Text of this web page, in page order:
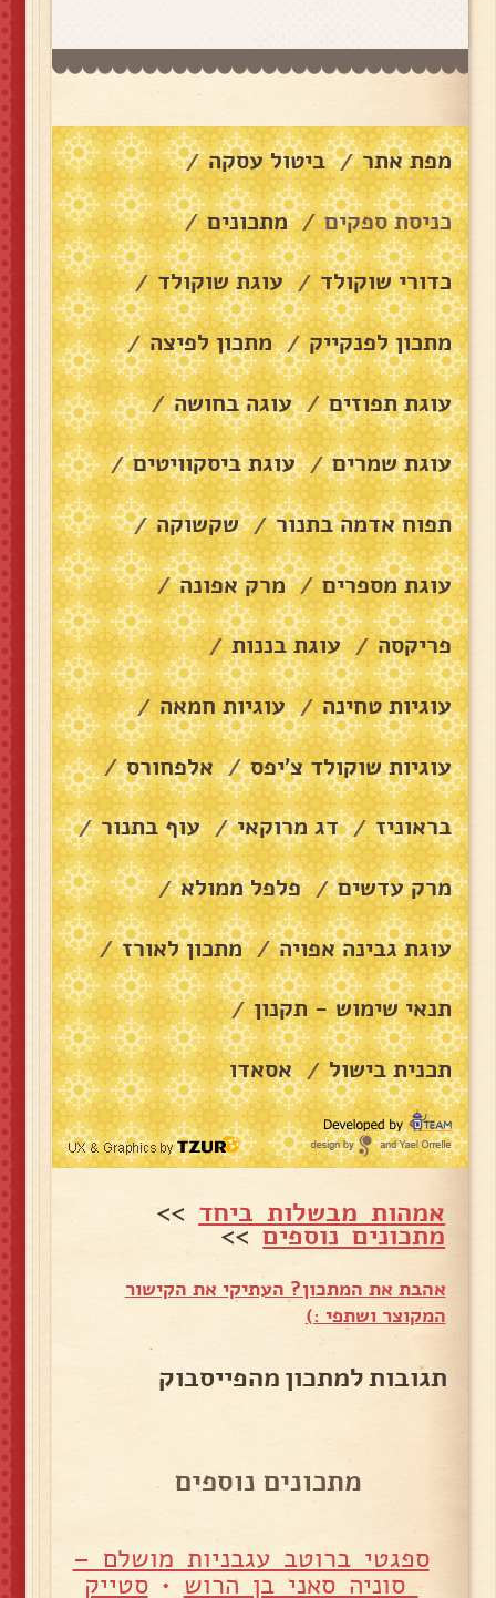
מפת אתר / ביטול עסקה /
כניסת ספקים / מתכונים /
כדורי שוקולד / עוגת שוקולד /
מתכון לפנקייק / מתכון לפיצה /
עוגת תפוזים / עוגה בחושה /
עוגת שמרים / עוגת ביסקוויטים /
תפוח אדמה בתנור / שקשוקה /
עוגת מספרים / מרק אפונה /
פריקסה / עוגת בננות /
עוגיות טחינה / עוגיות חמאה /
עוגיות שוקולד צ׳יפס / אלפחורס /
בראוניז / דג מרוקאי / עוף בתנור /
מרק עדשים / פלפל ממולא /
עוגת גבינה אפויה / מתכון לאורז /
תנאי שימוש - תקנון /
תכנית בישול / אסאדו
אמהות מבשלות ביחד>>
מתכונים נוספים>>
אהבת את המתכון? העתיקי את הקישור
המקוצר ושתפי :)
תגובות למתכון מהפייסבוק
מתכונים נוספים
ספגטי ברוטב עגבניות מושלם –
סוניה סאני בן הרוש •סטייק